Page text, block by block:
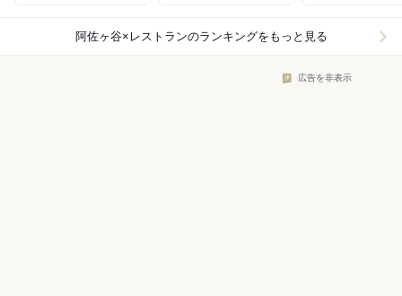
阿佐ヶ谷×レストランのランキングをもっと見る
広告を非表示